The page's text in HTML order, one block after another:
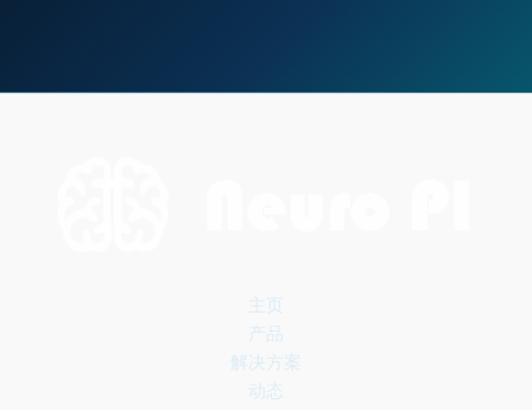
主页
产品
解决方案
动态